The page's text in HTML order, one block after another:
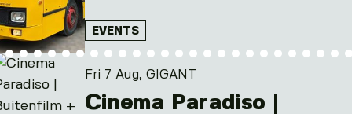
EVENTS
Fri 7 Aug, GIGANT
Cinema Paradiso |